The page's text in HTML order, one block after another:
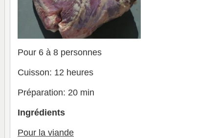
Pour 6 à 8 personnes
Cuisson: 12 heures
Préparation: 20 min
Ingrédients
Pour la viande